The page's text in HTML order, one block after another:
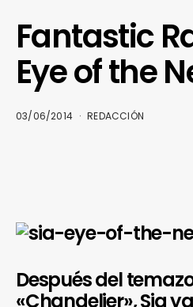
Fantastic
Eye of the
03/06/2014 REDACCIÓN
Después del
«Chandelier», Sia